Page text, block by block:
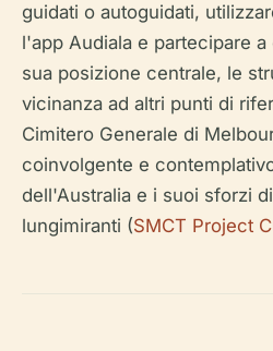
guidati o autoguidati,
l'app Audiala e partecipare
sua posizione centrale, le
vicinanza ad altri punti di
Cimitero Generale di
coinvolgente e
dell'Australia e i suoi sforzi
lungimiranti (SMCT Project